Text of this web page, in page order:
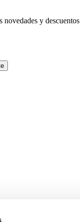
novedades y descuentos